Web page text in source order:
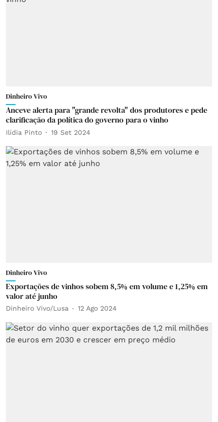
Dinheiro Vivo
Anceve alerta para "grande revolta" dos produtores e pede
clarificação da política do governo para o vinho
Ilídia Pinto 19 Set 2024
Dinheiro Vivo
Exportações de vinhos sobem 8,5% em volume e 1,25% em
valor até junho
Dinheiro Vivo/Lusa 12 Ago 2024